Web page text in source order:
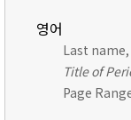
영어
Last
Title of
Page